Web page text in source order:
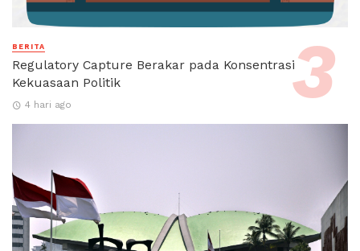
BERITA
Regulatory Capture Berakar pada Konsentrasi
Kekuasaan Politik
4 hari ago